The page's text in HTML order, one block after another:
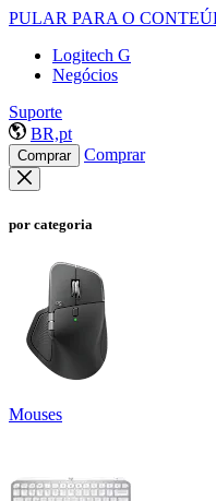
PULAR PARA O
Logitech G
Negócios
Suporte
BR,pt
Comprar Comprar
por categoria
Mouses